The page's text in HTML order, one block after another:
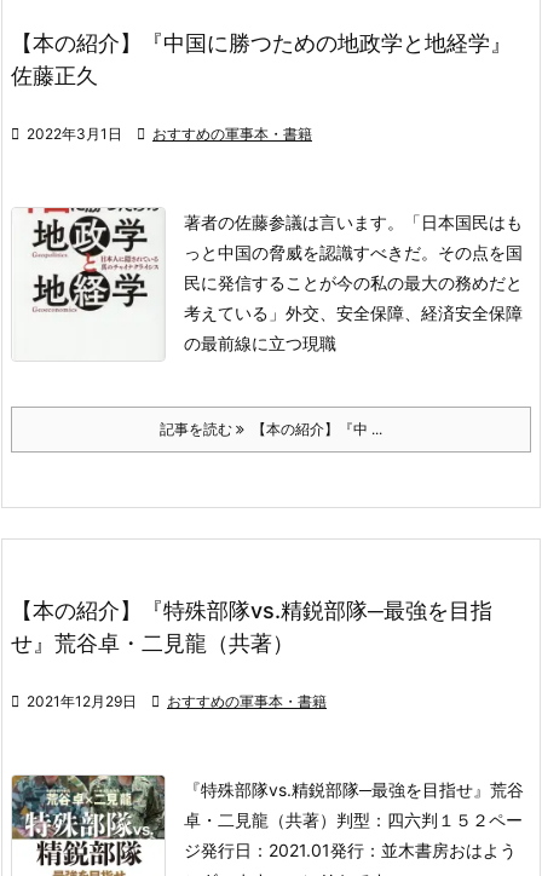
【本の紹介】『中国に勝つための地政学と地経学』
佐藤正久
 2022年3月1日  おすすめの軍事本・書籍
著者の佐藤参議は言います。
「日本国民はも
っと中国の脅威を認識すべきだ。その点を国
民に発信することが今の私の最大の務めだと
考えている」 外交、安全保障、経済安全保障
の最前線に立つ現職
記事を読む 【本の紹介】『中 ...
【本の紹介】『特殊部隊vs.精鋭部隊─最強を目指
せ』荒谷卓・二見龍（共著）
 2021年12月29日  おすすめの軍事本・書籍
『特殊部隊vs.精鋭部隊─最強を目指せ』 荒谷
卓・二見龍（共著） 判型：四六判１５２ペー
ジ発行日：2021.01発行：並木書房おはよう